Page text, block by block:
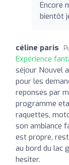
Encore
bientôt
céline paris
Expérience
séjour Nouvel
pour les
reponses par
programme
raquettes,
son ambiance
est propre,
au bord du lac
hesiter.